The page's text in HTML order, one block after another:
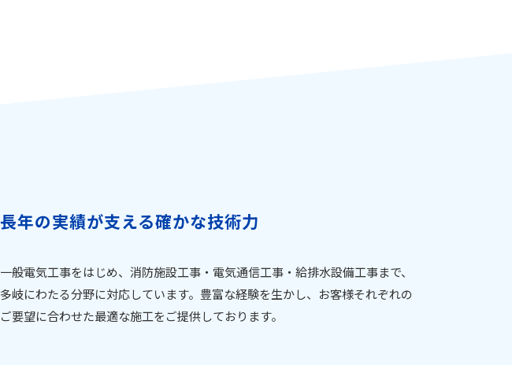
長年の実績が支える確かな技術力
一般電気工事をはじめ、消防施設工事・電気通信工事・給排水設備工事まで、
多岐にわたる分野に対応しています。豊富な経験を生かし、お客様それぞれの
ご要望に合わせた最適な施工をご提供しております。